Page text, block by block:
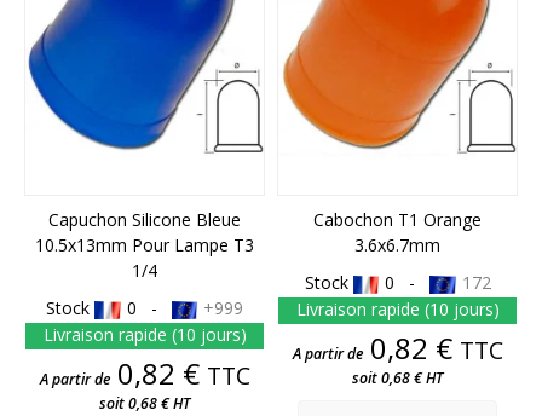
Capuchon Silicone Bleue
10.5x13mm Pour Lampe T3
1/4
Stock
0 -
+999
Livraison rapide (10 jours)
Prix
A partir de 0,82 € TTC
soit 0,68 € HT
Cabochon T1 Orange
3.6x6.7mm
Stock
0 -
172
Livraison rapide (10 jours)
Prix
A partir de 0,82 € TTC
soit 0,68 € HT